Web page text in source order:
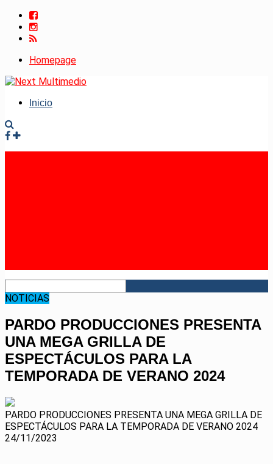
Homepage
Inicio
NOTICIAS
PARDO PRODUCCIONES PRESENTA
UNA MEGA GRILLA DE
ESPECTÁCULOS PARA LA
TEMPORADA DE VERANO 2024
PARDO PRODUCCIONES PRESENTA UNA MEGA GRILLA DE
ESPECTÁCULOS PARA LA TEMPORADA DE VERANO 2024
24/11/2023